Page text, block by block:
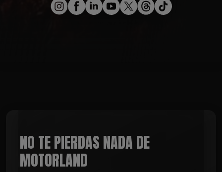
NO TE PIERDAS NADA DE
MOTORLAND